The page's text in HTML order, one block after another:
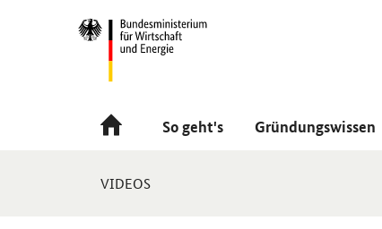
Navigation
Hauptmenü
So geht's Gründungswissen
Sie
VIDEOS